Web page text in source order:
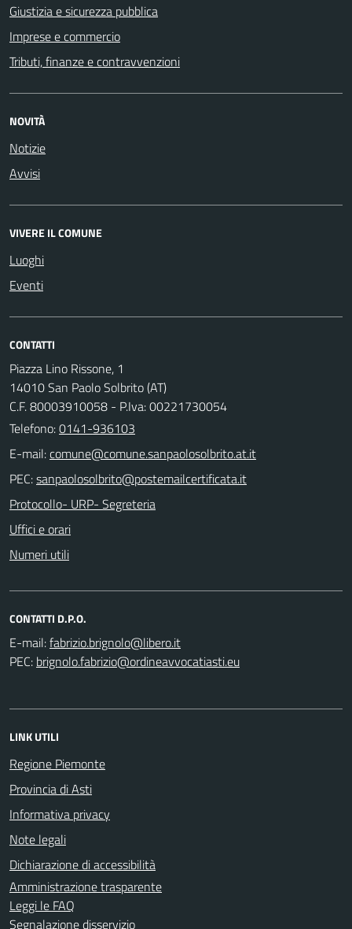
Giustizia e sicurezza pubblica
Imprese e commercio
Tributi, finanze e contravvenzioni
NOVITÀ
Notizie
Avvisi
VIVERE IL COMUNE
Luoghi
Eventi
CONTATTI
Piazza Lino Rissone, 1
14010 San Paolo Solbrito (AT)
C.F. 80003910058 - P.Iva: 00221730054
Telefono:0141-936103
E-mail:
PEC:
Protocollo- URP- Segreteria
Uffici e orari
Numeri utili
CONTATTI D.P.O.
E-mail:
PEC:
LINK UTILI
Regione Piemonte
Provincia di Asti
Informativa privacy
Note legali
Dichiarazione di accessibilità
Amministrazione trasparente
Leggi le FAQ
Segnalazione disservizio